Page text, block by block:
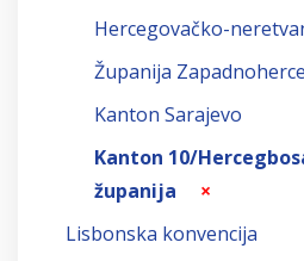
Hercegovačko-
Županija
Kanton Sarajevo
Kanton 10/
županija
×
Lisbonska konvencija